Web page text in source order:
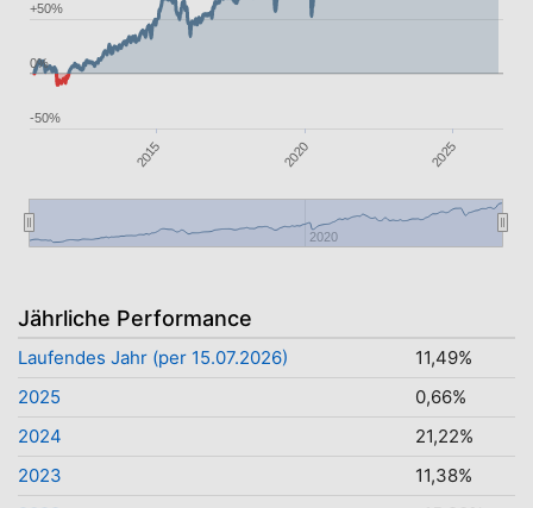
2015 2020 2025
2020
-50%
0%
+50%
Jährliche Performance
Laufendes Jahr (per 15.07.2026)
11,49%
2025
0,66%
2024
21,22%
2023
11,38%